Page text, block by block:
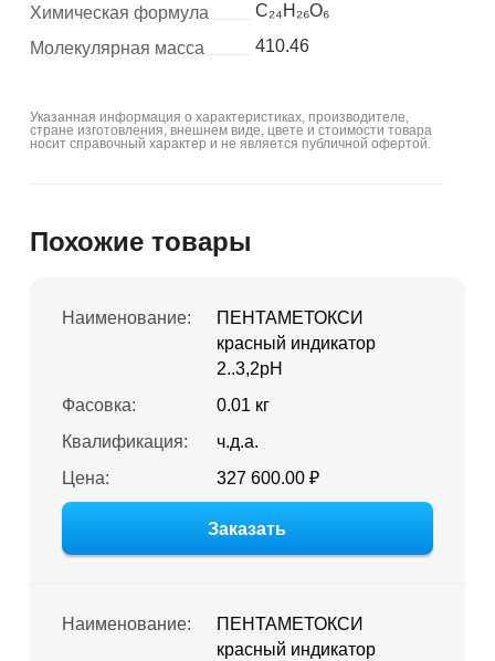
Химическая формула
C₂₄H₂₆O₆
Молекулярная масса
410.46
Указанная информация о характеристиках, производителе,
стране изготовления, внешнем виде, цвете и стоимости товара
носит справочный характер и не является публичной офертой.
Похожие товары
Наименование:
ПЕНТАМЕТОКСИ
красный индикатор
2..3,2pH
Фасовка:
0.01 кг
Квалификация:
ч.д.а.
Цена:
327 600.00 ₽
Заказать
Наименование:
ПЕНТАМЕТОКСИ
красный индикатор